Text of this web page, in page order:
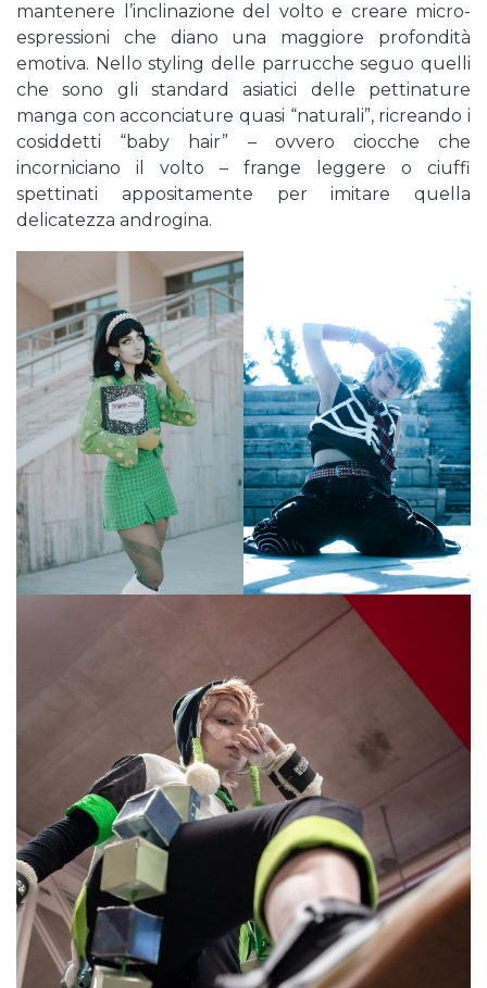
mantenere l’inclinazione del volto e creare micro-
espressioni che diano una maggiore profondità
emotiva. Nello styling delle parrucche seguo quelli
che sono gli standard asiatici delle pettinature
manga con acconciature quasi “naturali”, ricreando i
cosiddetti “baby hair” – ovvero ciocche che
incorniciano il volto – frange leggere o ciuffi
spettinati appositamente per imitare quella
delicatezza androgina.